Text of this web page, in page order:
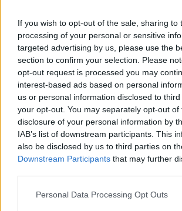
If you wish to opt-out of the sale, sharing to
processing of your personal or sensitive
targeted advertising by us, please use the
section to confirm your selection. Please
opt-out request is processed you may
interest-based ads based on personal
us or personal information disclosed to
your opt-out. You may separately opt-out of
disclosure of your personal information by
IAB’s list of downstream participants. This
also be disclosed by us to third parties on
Downstream Participants that may further
Personal Data Processing Opt Outs
Publicidad